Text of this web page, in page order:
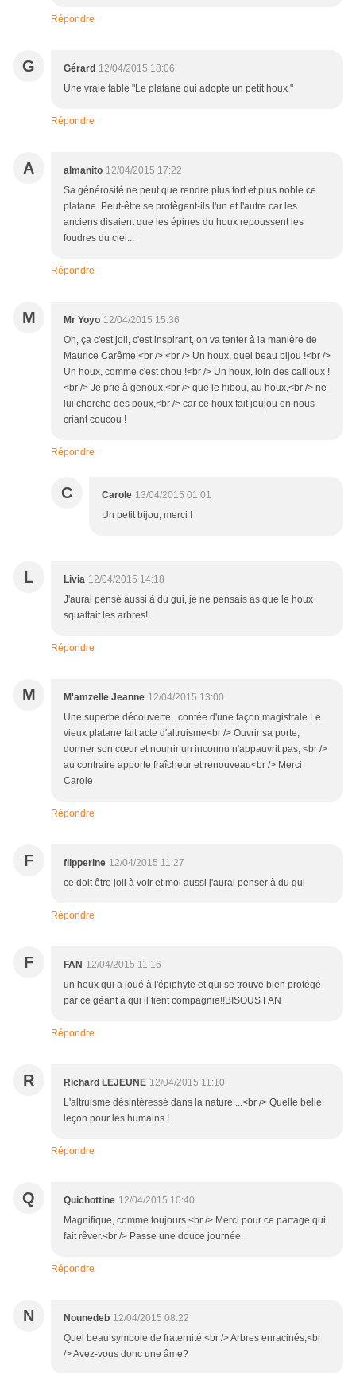
Répondre
G Gérard 12/04/2015 18:06
Une vraie fable "Le platane qui adopte un petit houx "
Répondre
A almanito 12/04/2015 17:22
Sa générosité ne peut que rendre plus fort et plus noble ce
platane. Peut-être se protègent-ils l'un et l'autre car les
anciens disaient que les épines du houx repoussent les
foudres du ciel...
Répondre
M Mr Yoyo 12/04/2015 15:36
Oh, ça c'est joli, c'est inspirant, on va tenter à la manière de
Maurice Carême:<br /> <br /> Un houx, quel beau bijou !<br />
Un houx, comme c'est chou !<br /> Un houx, loin des cailloux !
<br /> Je prie à genoux,<br /> que le hibou, au houx,<br /> ne
lui cherche des poux,<br /> car ce houx fait joujou en nous
criant coucou !
Répondre
C Carole 13/04/2015 01:01
Un petit bijou, merci !
L Livia 12/04/2015 14:18
J'aurai pensé aussi à du gui, je ne pensais as que le houx
squattait les arbres!
Répondre
M M'amzelle Jeanne 12/04/2015 13:00
Une superbe découverte.. contée d'une façon magistrale.Le
vieux platane fait acte d'altruisme<br /> Ouvrir sa porte,
donner son cœur et nourrir un inconnu n'appauvrit pas, <br />
au contraire apporte fraîcheur et renouveau<br /> Merci
Carole
Répondre
F flipperine 12/04/2015 11:27
ce doit être joli à voir et moi aussi j'aurai penser à du gui
Répondre
F FAN 12/04/2015 11:16
un houx qui a joué à l'épiphyte et qui se trouve bien protégé
par ce géant à qui il tient compagnie!!BISOUS FAN
Répondre
R Richard LEJEUNE 12/04/2015 11:10
L'altruisme désintéressé dans la nature ...<br /> Quelle belle
leçon pour les humains !
Répondre
Q Quichottine 12/04/2015 10:40
Magnifique, comme toujours.<br /> Merci pour ce partage qui
fait rêver.<br /> Passe une douce journée.
Répondre
N Nounedeb 12/04/2015 08:22
Quel beau symbole de fraternité.<br /> Arbres enracinés,<br
/> Avez-vous donc une âme?